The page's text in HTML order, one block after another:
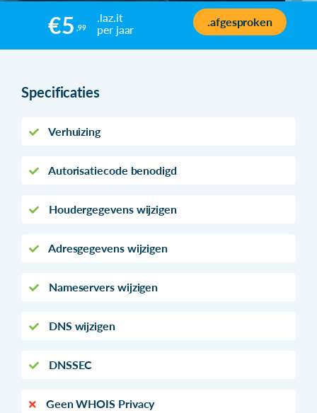
€5 ,99
.laz.it
per jaar
.afgesproken
Specificaties
Verhuizing
Autorisatiecode benodigd
Houdergegevens wijzigen
Adresgegevens wijzigen
Nameservers wijzigen
DNS wijzigen
DNSSEC
Geen WHOIS Privacy